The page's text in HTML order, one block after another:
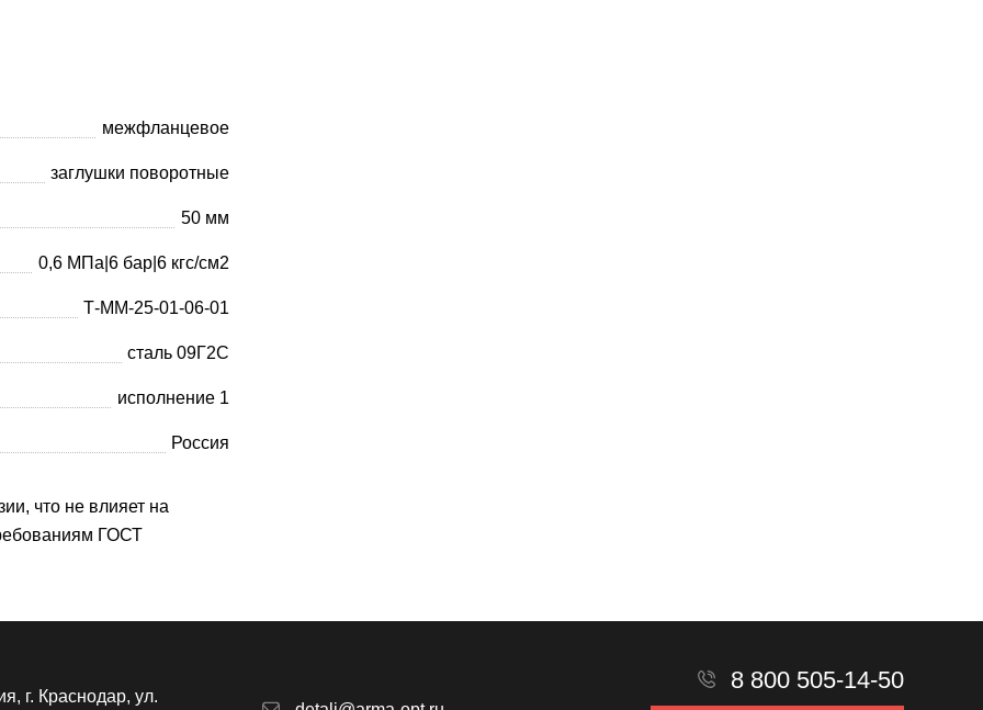
межфланцевое
заглушки поворотные
50 мм
0,6 МПа|6 бар|6 кгс/см2
Т-ММ-25-01-06-01
сталь 09Г2С
исполнение 1
Россия
что не влияет на
ГОСТ
г. Краснодар, ул.
8 800 505-14-50